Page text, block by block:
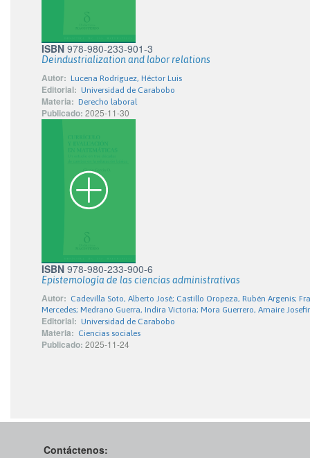
ISBN 978-980-233-901-3
Deindustrialization and labor relations
Autor: Lucena Rodríguez, Héctor Luis
Editorial: Universidad de Carabobo
Materia: Derecho laboral
Publicado: 2025-11-30
ISBN 978-980-233-900-6
Epistemología de las ciencias administrativas
Autor: Cadevilla Soto, Alberto José; Castillo Oropeza, Rubén Argenis;
Mercedes; Medrano Guerra, Indira Victoria; Mora Guerrero, Amaire
Editorial: Universidad de Carabobo
Materia: Ciencias sociales
Publicado: 2025-11-24
Contáctenos: